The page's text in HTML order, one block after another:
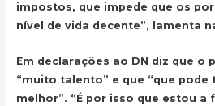
impostos, que impede que os
nível de vida decente”, lamenta
Em declarações ao DN diz que o
“muito talento” e que “que
melhor”. “É por isso que estou a